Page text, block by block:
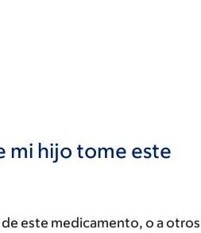
mi hijo tome este
este medicamento, o a otros